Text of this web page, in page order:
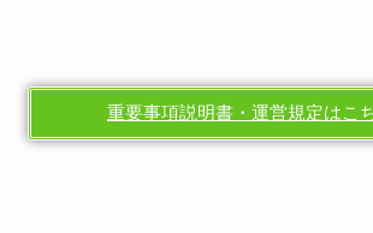
重要事項説明書・運営規定はこ